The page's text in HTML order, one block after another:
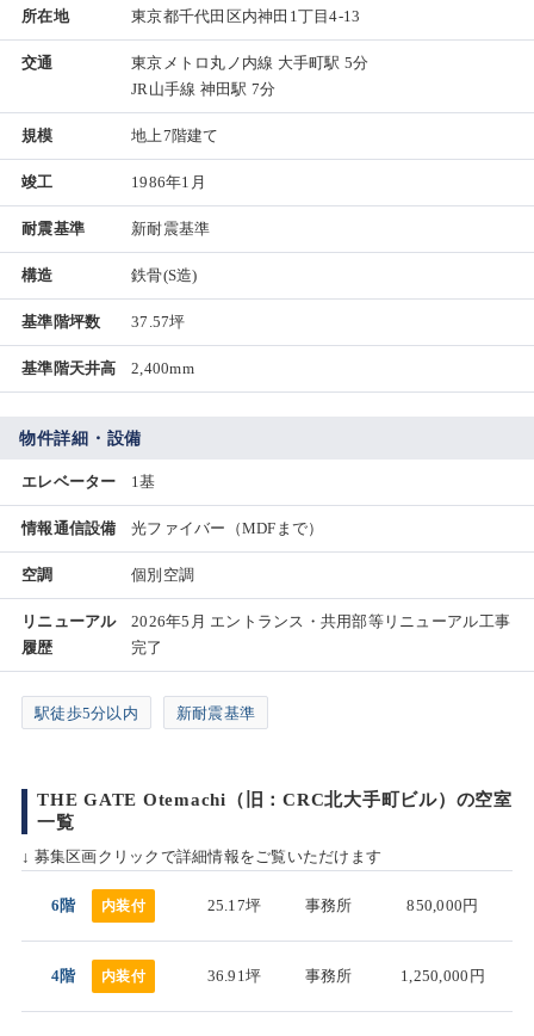
所在地 東京都千代田区内神田1丁目4-13
交通
東京メトロ丸ノ内線 大手町駅 5分
JR山手線 神田駅 7分
規模 地上7階建て
竣工 1986年1月
耐震基準 新耐震基準
構造 鉄骨(S造)
基準階坪数 37.57坪
基準階天井高 2,400mm
物件詳細・設備
エレベーター 1基
情報通信設備 光ファイバー（MDFまで）
空調 個別空調
リニューアル
履歴
2026年5月 エントランス・共用部等リニューアル工事
完了
駅徒歩5分以内 新耐震基準
THE GATE Otemachi（旧：CRC北大手町ビル）の空室
一覧
↓ 募集区画クリックで詳細情報をご覧いただけます
6階 内装付 25.17坪 事務所 850,000円
4階 内装付 36.91坪 事務所 1,250,000円